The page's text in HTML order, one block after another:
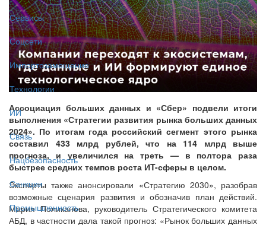
Сервисы
Соцсети
Импортозамещение
Технологии
ИИ
Связь
Нацбезопасность
Санкции
Промышленность
Ассоциация больших данных и «Сбер» подвели итоги
выполнения «Стратегии развития рынка больших данных
2024». По итогам года российский сегмент этого рынка
составил 433 млрд рублей, что на 114 млрд выше
прогноза, и увеличился на треть — в полтора раза
быстрее средних темпов роста ИT-сферы в целом.
Эксперты также анонсировали «Стратегию 2030», разобрав
возможные сценария развития и обозначив план действий.
Мария Поликанова, руководитель Стратегического комитета
АБД, в частности дала такой прогноз: «Рынок больших данных